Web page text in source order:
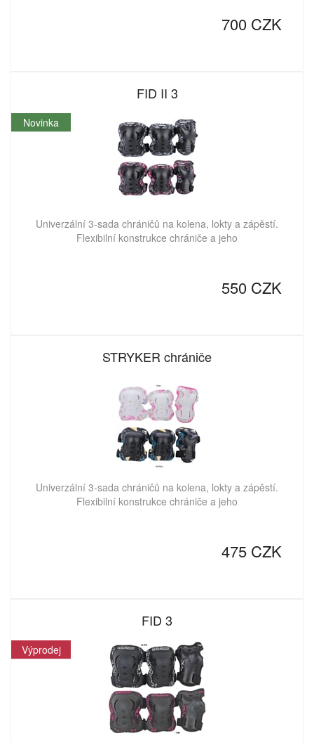
700 CZK
Novinka
FID II 3
Univerzální 3-sada chráničů na kolena, lokty a zápěstí.
Flexibilní konstrukce chrániče a jeho
550 CZK
STRYKER chrániče
Univerzální 3-sada chráničů na kolena, lokty a zápěstí.
Flexibilní konstrukce chrániče a jeho
475 CZK
Výprodej
FID 3